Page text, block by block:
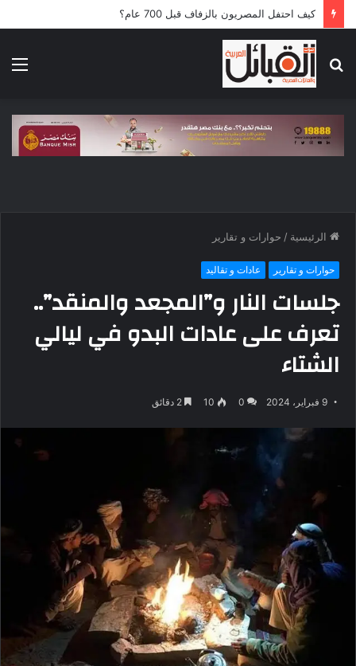
كيف احتفل المصريون بالزفاف قبل 700 عام؟
عن
الرئيسية / حوارات و تقارير
حوارات و تقارير عادات و تقاليد
جلسات النار و”المجعد والمنقد”..
تعرف على عادات البدو في ليالي
الشتاء
9 فبراير، 2024 0
10